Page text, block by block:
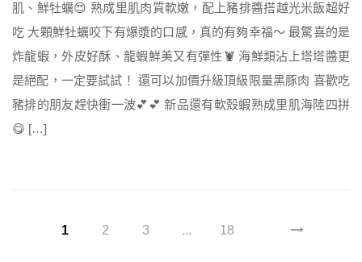
肌、鮮牡蠣😍 熟成里肌肉質軟嫩，配上豬排醬搭越光米飯超好
吃 大顆鮮牡蠣咬下有爆漿的口感，真的有夠幸福～ 最驚喜的是
炸龍蝦，外皮好酥、龍蝦鮮美又有彈性🦞 海鮮類沾上塔塔醬更
是絕配，一定要試試！ 還可以加價升級頂級限量黑豚肉 喜歡吃
豬排的朋友趕快衝一波💕💕 新品還有軟殼蝦熟成里肌海陸四拼
😋 […]
1 2 3 ... 18